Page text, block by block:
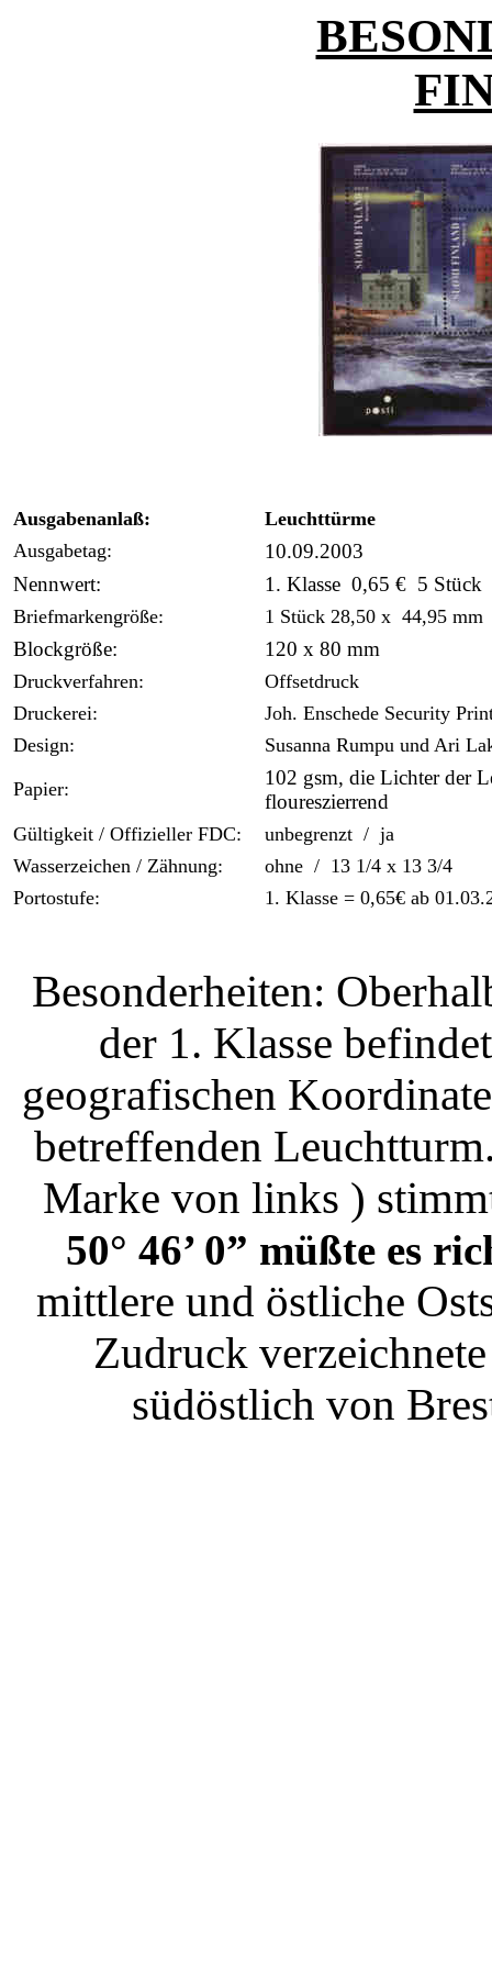
Ausgabenanlaß:
Leuchttürme
Ausgabetag:
10.09.2003
Nennwert:
1. Klasse 0,65 € 5 Stück
Briefmarkengröße: 1 Stück 28,50 x 44,95
Blockgröße: 120 x 80 mm
Druckverfahren:
Offsetdruck
Druckerei:
Joh. Enschede Security
Design:
Susanna Rumpu und Ari
Papier:
102 gsm, die Lichter der
floureszierrend
Gültigkeit / Offizieller FDC:
unbegrenzt / ja
Wasserzeichen / Zähnung:
ohne / 13 1/4 x 13 3/4
Portostufe:
1. Klasse = 0,65€ ab
Besonderheiten:
der 1. Klasse
geografischen
betreffenden
Marke von links )
50° 46’ 0” müßte es
mittlere und östliche
Zudruck
südöstlich von